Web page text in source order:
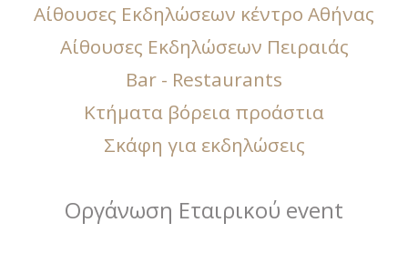
Αίθουσες Εκδηλώσεων κέντρο Αθήνας
Αίθουσες Εκδηλώσεων Πειραιάς
Bar - Restaurants
Κτήματα βόρεια προάστια
Σκάφη για εκδηλώσεις
Οργάνωση Εταιρικού event